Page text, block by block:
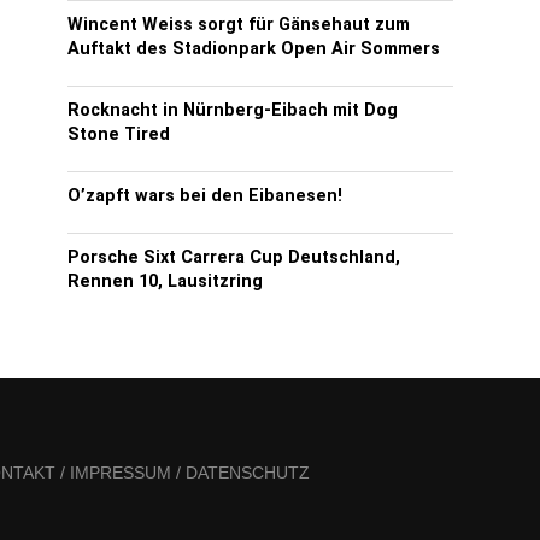
Wincent Weiss sorgt für Gänsehaut zum
Auftakt des Stadionpark Open Air Sommers
Rocknacht in Nürnberg-Eibach mit Dog
Stone Tired
O’zapft wars bei den Eibanesen!
Porsche Sixt Carrera Cup Deutschland,
Rennen 10, Lausitzring
/ IMPRESSUM / DATENSCHUTZ